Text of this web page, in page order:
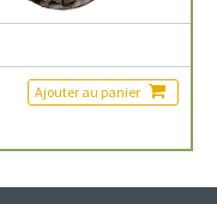
Ajouter au panier